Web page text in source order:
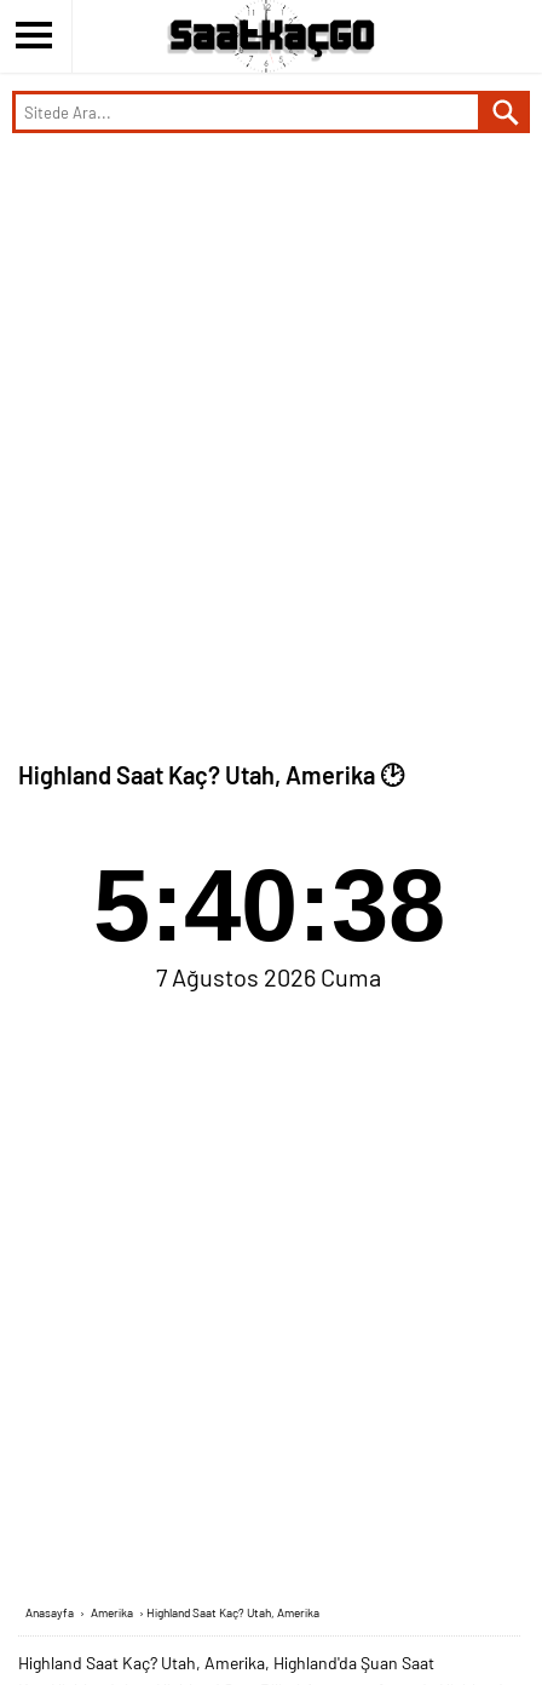
Highland Saat Kaç? Utah, Amerika 🕑
5:40:38
7 Ağustos 2026 Cuma
Anasayfa › Amerika › Highland Saat Kaç? Utah, Amerika
Highland Saat Kaç? Utah, Amerika, Highland'da Şuan Saat